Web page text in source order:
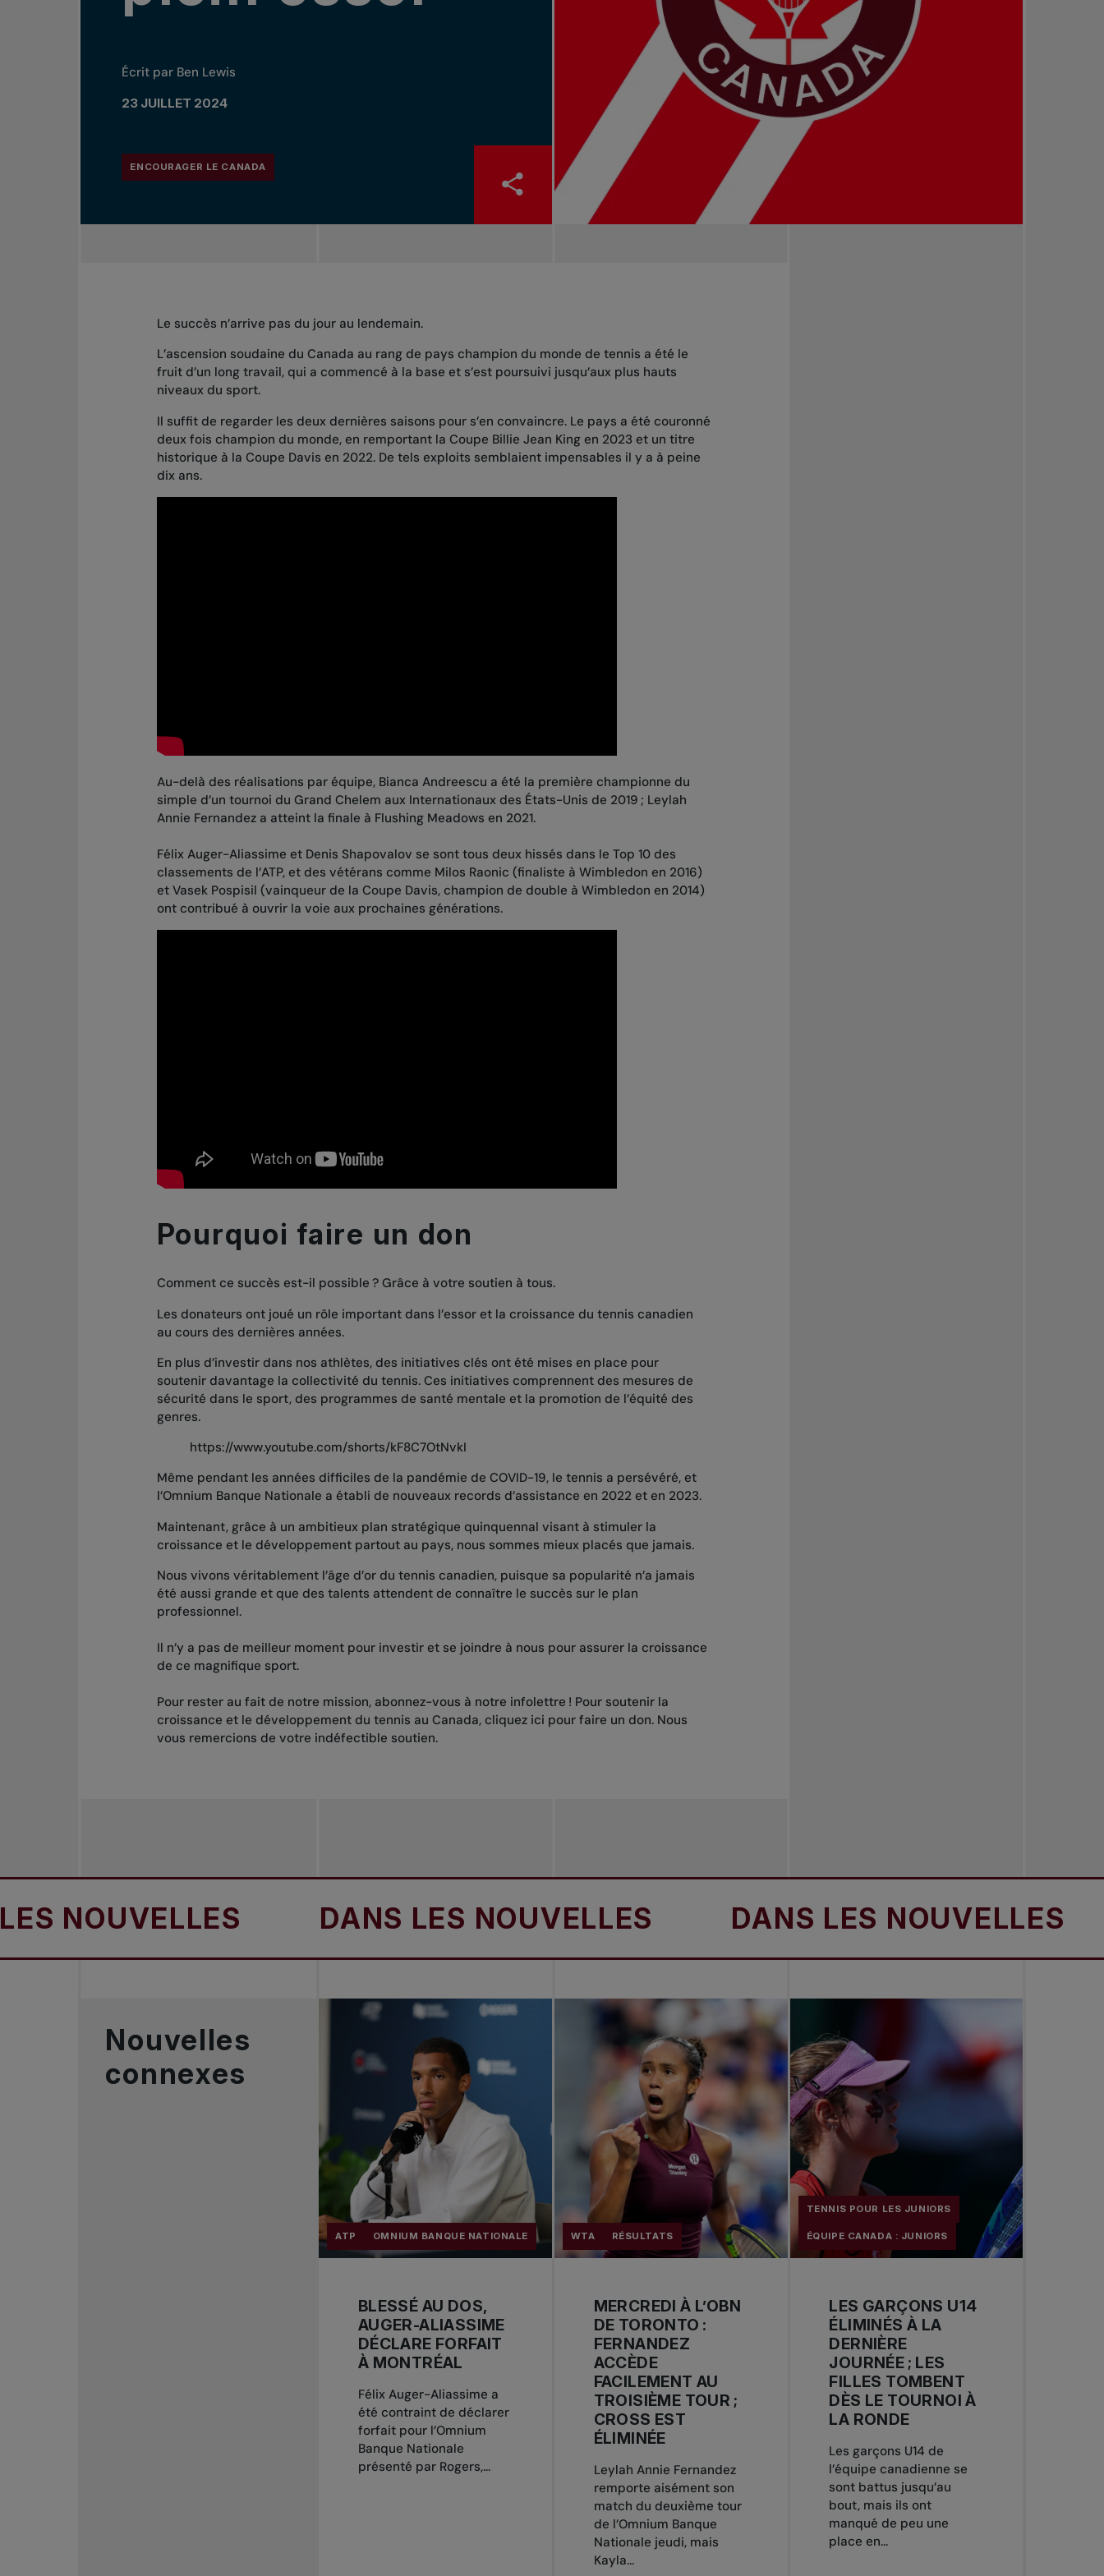
Écrit par Ben Lewis
23 JUILLET 2024
ENCOURAGER LE CANADA
Le succès n’arrive pas du jour au lendemain.
L’ascension soudaine du Canada au rang de pays champion du monde de tennis a été le
fruit d’un long travail, qui a commencé à la base et s’est poursuivi jusqu’aux plus hauts
niveaux du sport.
Il suffit de regarder les deux dernières saisons pour s’en convaincre. Le pays a été couronné
deux fois champion du monde, en remportant la Coupe Billie Jean King en 2023 et un titre
historique à la Coupe Davis en 2022. De tels exploits semblaient impensables il y a à peine
dix ans.
Au-delà des réalisations par équipe, Bianca Andreescu a été la première championne du
simple d’un tournoi du Grand Chelem aux Internationaux des États-Unis de 2019 ; Leylah
Annie Fernandez a atteint la finale à Flushing Meadows en 2021.
Félix Auger-Aliassime et Denis Shapovalov se sont tous deux hissés dans le Top 10 des
classements de l’ATP, et des vétérans comme Milos Raonic (finaliste à Wimbledon en 2016)
et Vasek Pospisil (vainqueur de la Coupe Davis, champion de double à Wimbledon en 2014)
ont contribué à ouvrir la voie aux prochaines générations.
Pourquoi faire un don
Comment ce succès est-il possible ? Grâce à votre soutien à tous.
Les donateurs ont joué un rôle important dans l’essor et la croissance du tennis canadien
au cours des dernières années.
En plus d’investir dans nos athlètes, des initiatives clés ont été mises en place pour
soutenir davantage la collectivité du tennis. Ces initiatives comprennent des mesures de
sécurité dans le sport, des programmes de santé mentale et la promotion de l’équité des
genres.
https://www.youtube.com/shorts/kF8C7OtNvkI
Même pendant les années difficiles de la pandémie de COVID-19, le tennis a persévéré, et
l’Omnium Banque Nationale a établi de nouveaux records d’assistance en 2022 et en 2023.
Maintenant, grâce à un ambitieux plan stratégique quinquennal visant à stimuler la
croissance et le développement partout au pays, nous sommes mieux placés que jamais.
Nous vivons véritablement l’âge d’or du tennis canadien, puisque sa popularité n’a jamais
été aussi grande et que des talents attendent de connaître le succès sur le plan
professionnel.
Il n’y a pas de meilleur moment pour investir et se joindre à nous pour assurer la croissance
de ce magnifique sport.
Pour rester au fait de notre mission, abonnez-vous à notre infolettre ! Pour soutenir la
croissance et le développement du tennis au Canada, cliquez ici pour faire un don. Nous
vous remercions de votre indéfectible soutien.
DANS LES NOUVELLES DANS LES NOUVELLES
Nouvelles
connexes
ATP OMNIUM BANQUE NATIONALE
BLESSÉ AU DOS,
AUGER-ALIASSIME
DÉCLARE FORFAIT
À MONTRÉAL
Félix Auger-Aliassime a
été contraint de déclarer
forfait pour l’Omnium
Banque Nationale
présenté par Rogers,...
WTA RÉSULTATS
MERCREDI À L’OBN
DE TORONTO :
FERNANDEZ
ACCÈDE
FACILEMENT AU
TROISIÈME TOUR ;
CROSS EST
ÉLIMINÉE
Leylah Annie Fernandez
remporte aisément son
match du deuxième tour
de l’Omnium Banque
Nationale jeudi, mais
Kayla...
TENNIS POUR LES JUNIORS
ÉQUIPE CANADA : JUNIORS
LES GARÇONS U14
ÉLIMINÉS À LA
DERNIÈRE
JOURNÉE ; LES
FILLES TOMBENT
DÈS LE TOURNOI À
LA RONDE
Les garçons U14 de
l’équipe canadienne se
sont battus jusqu’au
bout, mais ils ont
manqué de peu une
place en...